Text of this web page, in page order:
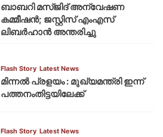
ബാബറി മസ്ജിദ് അന്വേഷണ
കമ്മീഷന്‍; ജസ്റ്റിസ് എംഎസ്
ലിബര്‍ഹാന്‍ അന്തരിച്ചു
Flash Story Latest News
മിന്നല്‍ പ്രളയം : മുഖ്യമന്ത്രി ഇന്ന്
പത്തനംതിട്ടയിലേക്ക്
Flash Story Latest News